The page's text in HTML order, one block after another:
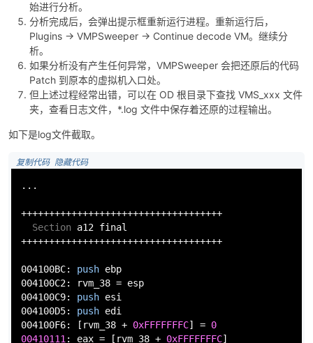
始进行分析。
分析完成后，会弹出提示框重新运行进程。重新运行后，
Plugins -> VMPSweeper -> Continue decode VM。继续分
析。
如果分析没有产生任何异常，VMPSweeper 会把还原后的代码
Patch 到原本的虚拟机入口处。
但上述过程经常出错，可以在 OD 根目录下查找 VMS_xxx 文件
夹，查看日志文件，*.log 文件中保存着还原的过程输出。
如下是log文件截取。
复制代码 隐藏代码
...
++++++++++++++++++++++++++++++++++++
Section a12 final
++++++++++++++++++++++++++++++++++++
004100BC: push ebp
004100C2: rvm_38 = esp
004100C9: push esi
004100D5: push edi
004100F6: [rvm_38 + 0xFFFFFFFC] = 0
00410111: eax = [rvm_38 + 0xFFFFFFFC